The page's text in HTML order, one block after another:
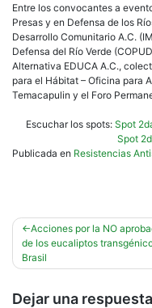
Entre los convocantes a
Presas y en Defensa de los
Desarrollo Comunitario A.C.
Defensa del Río Verde
Alternativa EDUCA A.C.,
para el Hábitat – Oficina para
Temacapulin y el Foro
Escuchar los spots: Spot
Spot
Publicada en Resistencias
Navegación
de
entradas
Acciones por la NO
de los eucaliptos
Brasil
Dejar una respuesta